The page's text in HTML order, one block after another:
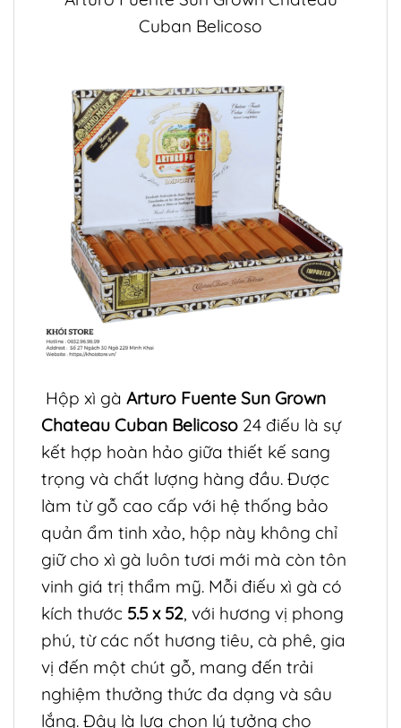
Cuban Belicoso
Hộp xì gà Arturo Fuente Sun Grown
Chateau Cuban Belicoso 24 điếu là sự
kết hợp hoàn hảo giữa thiết kế sang
trọng và chất lượng hàng đầu. Được
làm từ gỗ cao cấp với hệ thống bảo
quản ẩm tinh xảo, hộp này không chỉ
giữ cho xì gà luôn tươi mới mà còn tôn
vinh giá trị thẩm mỹ. Mỗi điếu xì gà có
kích thước 5.5 x 52, với hương vị phong
phú, từ các nốt hương tiêu, cà phê, gia
vị đến một chút gỗ, mang đến trải
nghiệm thưởng thức đa dạng và sâu
lắng. Đây là lựa chọn lý tưởng cho